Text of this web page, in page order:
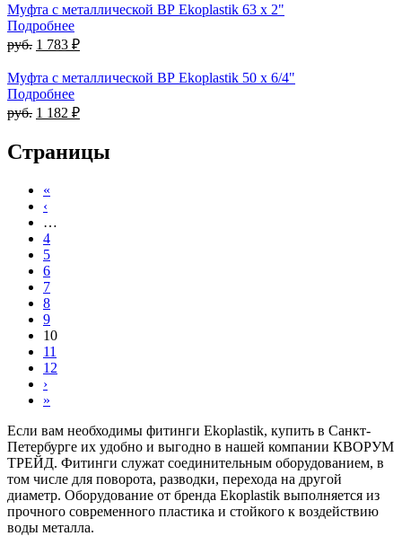
Муфта с металлической ВР Ekoplastik 63 x 2"
Подробнее
руб. 1 783 ₽
Муфта с металлической ВР Ekoplastik 50 x 6/4"
Подробнее
руб. 1 182 ₽
Страницы
«
‹
…
4
5
6
7
8
9
10
11
12
›
»
Если вам необходимы фитинги Ekoplastik, купить в Санкт-
Петербурге их удобно и выгодно в нашей компании КВОРУМ
ТРЕЙД. Фитинги служат соединительным оборудованием, в
том числе для поворота, разводки, перехода на другой
диаметр. Оборудование от бренда Ekoplastik выполняется из
прочного современного пластика и стойкого к воздействию
воды металла.